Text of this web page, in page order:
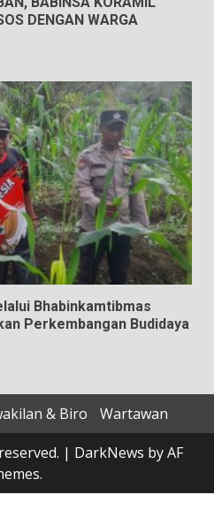
DENGAN WARGA
Bhabinkamtibmas
Perkembangan Budidaya
& Biro
Wartawan
| DarkNews by AF